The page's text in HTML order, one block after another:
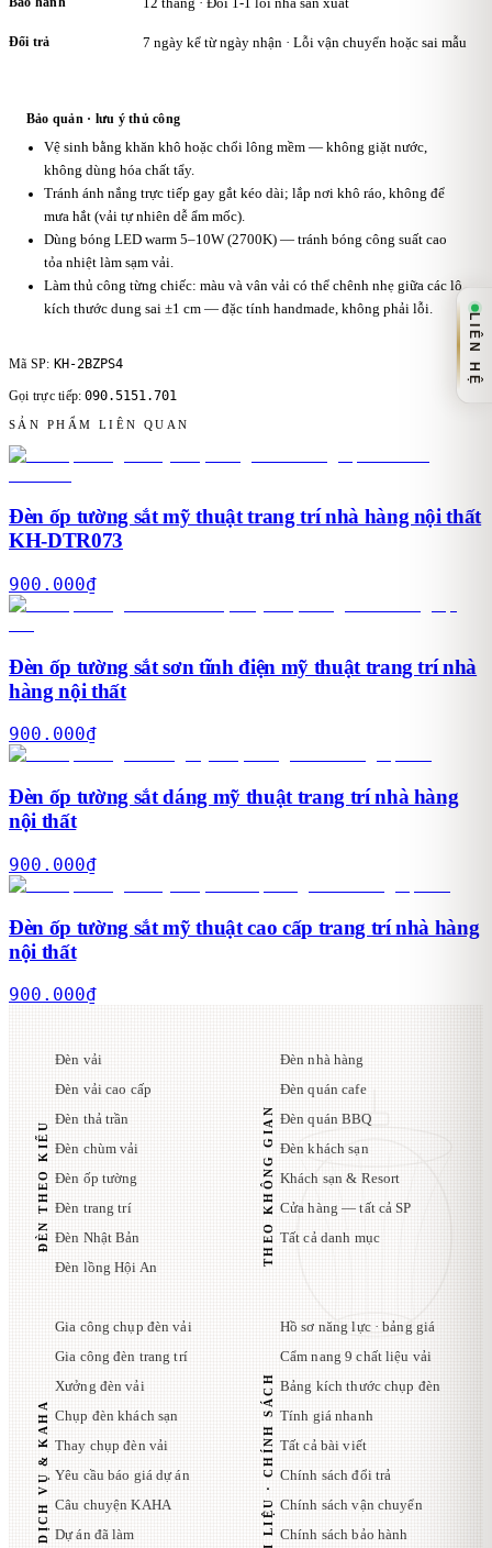
Đổi trả 7 ngày kể từ ngày nhận · Lỗi vận chuyển hoặc sai mẫu
Bảo quản · lưu ý thủ công
Vệ sinh bằng khăn khô hoặc chổi lông mềm — không giặt nước,
không dùng hóa chất tẩy.
Tránh ánh nắng trực tiếp gay gắt kéo dài; lắp nơi khô ráo, không để
mưa hắt (vải tự nhiên dễ ẩm mốc).
Dùng bóng LED warm 5–10W (2700K) — tránh bóng công suất cao
tỏa nhiệt làm sạm vải.
Làm thủ công từng chiếc: màu và vân vải có thể chênh nhẹ giữa các lô,
kích thước dung sai ±1 cm — đặc tính handmade, không phải lỗi.
Mã SP: KH-2BZPS4
Gọi trực tiếp:090.5151.701
SẢN PHẨM LIÊN QUAN
Đèn ốp tường sắt mỹ thuật trang trí nhà hàng nội thất
KH-DTR073
900.000₫
Đèn ốp tường sắt sơn tĩnh điện mỹ thuật trang trí nhà
hàng nội thất
900.000₫
Đèn ốp tường sắt dáng mỹ thuật trang trí nhà hàng
nội thất
900.000₫
Đèn ốp tường sắt mỹ thuật cao cấp trang trí nhà hàng
nội thất
900.000₫
ĐÈN THEO KIỂU
Đèn vải
Đèn vải cao cấp
Đèn thả trần
Đèn chùm vải
Đèn ốp tường
Đèn trang trí
Đèn Nhật Bản
Đèn lồng Hội An
THEO KHÔNG GIAN
Đèn nhà hàng
Đèn quán cafe
Đèn quán BBQ
Đèn khách sạn
Khách sạn & Resort
Cửa hàng — tất cả SP
Tất cả danh mục
DỊCH VỤ & KAHA
Gia công chụp đèn vải
Gia công đèn trang trí
Xưởng đèn vải
Chụp đèn khách sạn
Thay chụp đèn vải
Yêu cầu báo giá dự án
Câu chuyện KAHA
Dự án đã làm
TÀI LIỆU · CHÍNH SÁCH
Hồ sơ năng lực · bảng giá
Cẩm nang 9 chất liệu vải
Bảng kích thước chụp đèn
Tính giá nhanh
Tất cả bài viết
Chính sách đổi trả
Chính sách vận chuyển
Chính sách bảo hành
LIÊN HỆ